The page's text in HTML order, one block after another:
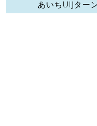
あいちUIJター